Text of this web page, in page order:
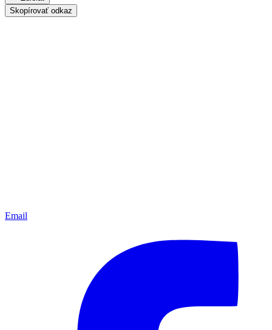
Skopírovať odkaz
Email